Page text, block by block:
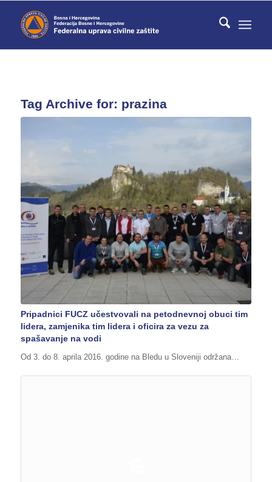
Tag Archive for: prazina
Pripadnici FUCZ učestvovali na petodnevnoj obuci tim
lidera, zamjenika tim lidera i oficira za vezu za
spašavanje na vodi
Od 3. do 8. aprila 2016. godine na Bledu u Sloveniji održana…